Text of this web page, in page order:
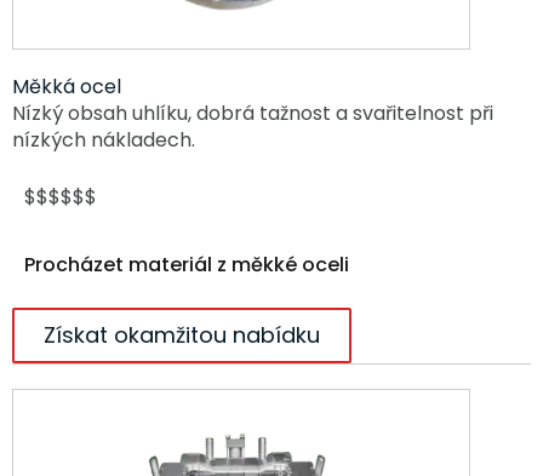
Měkká ocel
Nízký obsah uhlíku, dobrá tažnost a svařitelnost při
nízkých nákladech.
$$$$$$
Procházet materiál z měkké oceli
Získat okamžitou nabídku